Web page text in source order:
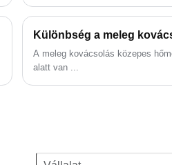
legfontosabb tényezőket. A
igényeire szabott, kiváló
Különbség a meleg
A meleg kovácsolás közepes
alatt van ...